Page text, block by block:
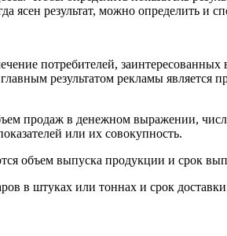
ясен результат, можно определить и
потребителей,
результатом рекламы является
продаж в денежном выражении,
или их совокупность.
объем выпуска продукции и срок
в штуках или тоннах и срок